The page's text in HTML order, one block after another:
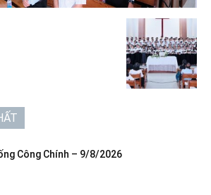
Công Chính – 9/8/2026